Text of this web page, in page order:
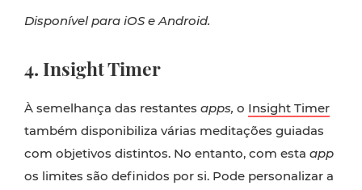
Disponível para iOS e Android.
4. Insight Timer
À semelhança das restantes apps, o Insight Timer
também disponibiliza várias meditações guiadas
com objetivos distintos. No entanto, com esta app
os limites são definidos por si. Pode personalizar a